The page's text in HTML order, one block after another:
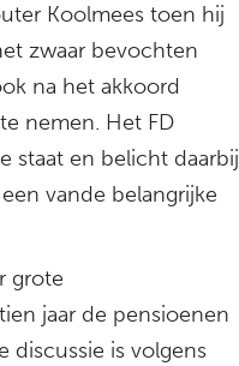
Koolmees toen hij
zwaar bevochten
na het akkoord
nemen. Het FD
staat en belicht daarbij
vande belangrijke
grote
jaar de pensioenen
discussie is volgens